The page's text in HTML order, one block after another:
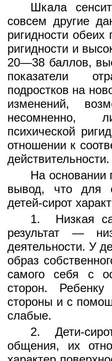
Шкала
совсем другие
ригидности обеих
ригидности и
20—38 баллов,
показатели
подростков на
изменений,
несомненно,
психической
отношении к
действительности.
На
вывод, что для
детей-сирот
1. Низкая
результат —
деятельности. У
образ
самого себя с
сторон.
стороны и с
слабые.
2. Дети-
общения, их